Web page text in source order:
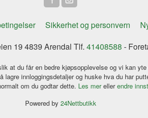
Sikkerhet og personvern
19 4839 Arendal Tlf. 41408588 -
at du får en bedre kjøpsopplevelse og vi kan
lagre innloggingsdetaljer og huske hva du har
om du godtar dette. Les merellerendre
Powered by 24Nettbutikk